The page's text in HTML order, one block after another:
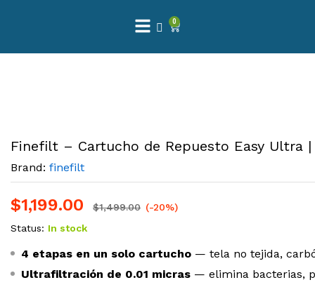
0
Finefilt – Cartucho de Repuesto Easy Ultra
Brand: finefilt
$1,199.00 $1,499.00 (-20%)
Status: In stock
4 etapas en un solo cartucho — tela no tejida,
Ultrafiltración de 0.01 micras — elimina bacterias,